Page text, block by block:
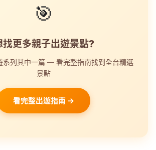
🎯
找更多親子出遊景點?
系列其中一篇 — 看完整指南找到全台精選
景點
看完整出遊指南 →